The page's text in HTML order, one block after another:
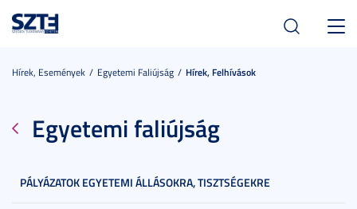
Hírek, Események Egyetemi Faliújság Hírek, Felhívások
Egyetemi faliújság
PÁLYÁZATOK EGYETEMI ÁLLÁSOKRA, TISZTSÉGEKRE